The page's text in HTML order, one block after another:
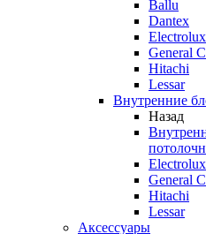
Ballu
Dantex
Electrolux
General
Hitachi
Lessar
Внутренние
Назад
Electrolux
General
Hitachi
Lessar
Аксессуары